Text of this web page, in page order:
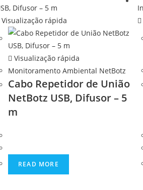
Visualização rápida
Visualização rápida
Monitoramento Ambiental NetBotz
Cabo Repetidor de União
NetBotz USB, Difusor – 5
m
READ MORE